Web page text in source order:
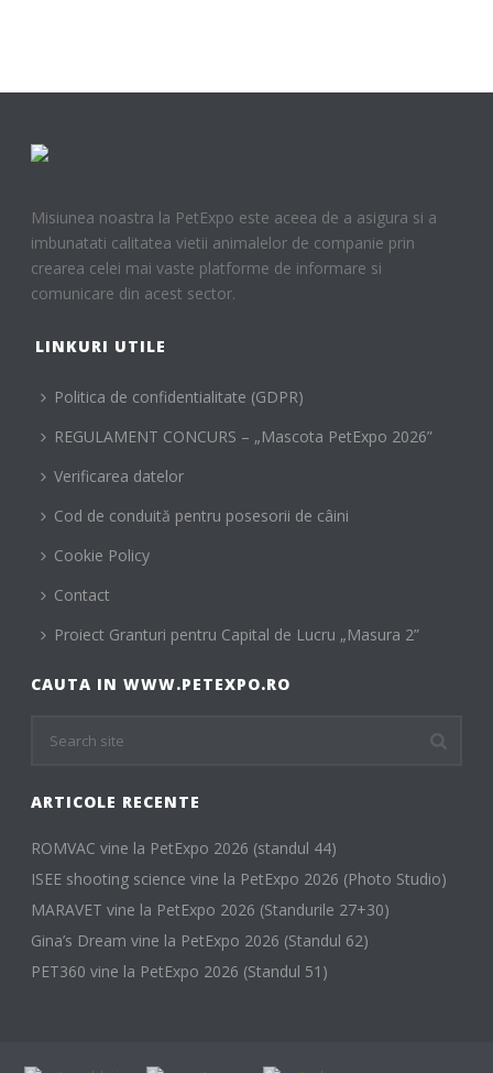
Misiunea noastra la PetExpo este aceea de a asigura si a
imbunatati calitatea vietii animalelor de companie prin
crearea celei mai vaste platforme de informare si
comunicare din acest sector.
LINKURI UTILE
Politica de confidentialitate (GDPR)
REGULAMENT CONCURS – „Mascota PetExpo 2026”
Verificarea datelor
Cod de conduită pentru posesorii de câini
Cookie Policy
Contact
Proiect Granturi pentru Capital de Lucru „Masura 2”
CAUTA IN WWW.PETEXPO.RO
ARTICOLE RECENTE
ROMVAC vine la PetExpo 2026 (standul 44)
ISEE shooting science vine la PetExpo 2026 (Photo Studio)
MARAVET vine la PetExpo 2026 (Standurile 27+30)
Gina’s Dream vine la PetExpo 2026 (Standul 62)
PET360 vine la PetExpo 2026 (Standul 51)